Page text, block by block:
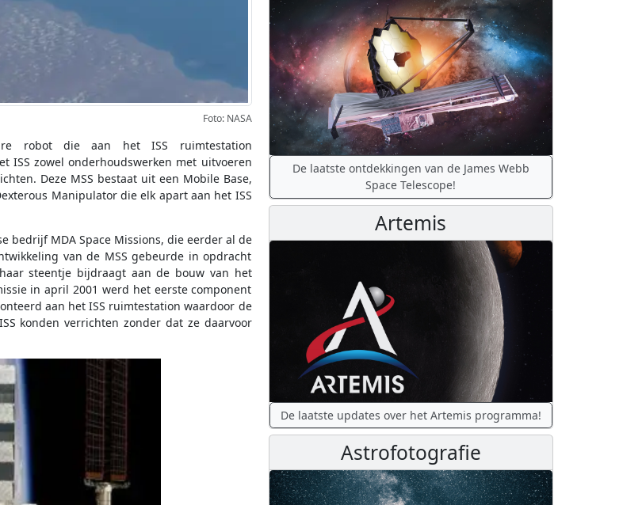
Foto: NASA
robot die aan het ISS ruimtestation
ISS zowel onderhoudswerken met uitvoeren
Deze MSS bestaat uit een Mobile Base,
Manipulator die elk apart aan het ISS
bedrijf MDA Space Missions, die eerder al de
van de MSS gebeurde in opdracht
steentje bijdraagt aan de bouw van het
in april 2001 werd het eerste component
aan het ISS ruimtestation waardoor de
konden verrichten zonder dat ze daarvoor
De laatste ontdekkingen van de James Webb
Space Telescope!
Artemis
De laatste updates over het Artemis programma!
Astrofotografie